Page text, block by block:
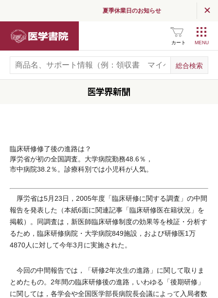
夏季休業日のお知らせ
カート
臨床研修修了後の進路は？
厚労省が初の全国調査。大学病院勤務48.6％，
市中病院38.2％。診療科別では小児科が人気。
厚労省は5月23日，2005年度「臨床研修に関する調査」の中間
報告を発表した（本紙6面に関連記事「臨床研修医在籍状況」を
掲載）。同調査は，新医師臨床研修制度の効果等を検証・分析す
るため，臨床研修病院・大学病院849施設，および研修医1万
4870人に対して今年3月に実施された。
今回の中間報告では，「研修2年次生の進路」に関して取りま
とめたもの。2年間の臨床研修後の進路，いわゆる「後期研修」
に関しては，各学会や全国医学部長病院長会議によって入局者数